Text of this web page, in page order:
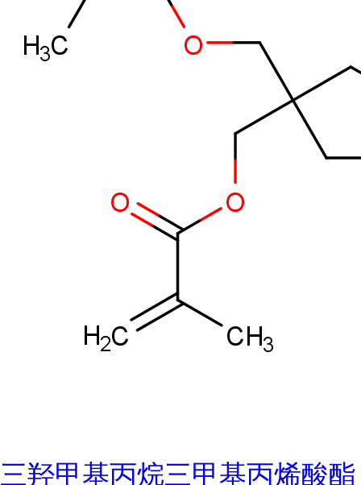
三羟甲基丙烷三甲基丙烯酸酯